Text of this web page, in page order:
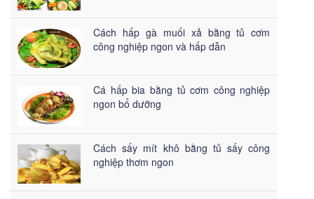
Cách hấp gà muối xả bằng tủ cơm
công nghiệp ngon và hấp dẫn
Cá hấp bia bằng tủ cơm công nghiệp
ngon bổ dưỡng
Cách sấy mít khô bằng tủ sấy công
nghiệp thơm ngon